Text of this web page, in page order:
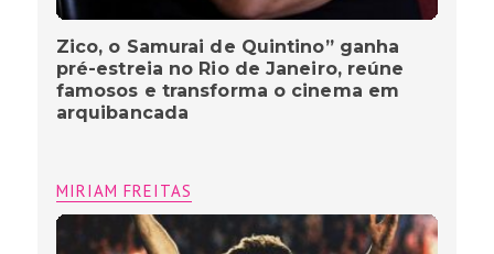
Zico, o Samurai de Quintino” ganha
pré-estreia no Rio de Janeiro, reúne
famosos e transforma o cinema em
arquibancada
MIRIAM FREITAS